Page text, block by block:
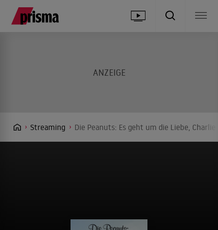
Streaming Die Peanuts: Es geht um die Liebe,